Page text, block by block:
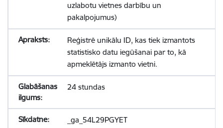
uzlabotu vietnes darbību un
pakalpojumus)
Reģistrē unikālu ID, kas tiek izmantots
statistisko datu iegūšanai par to, kā
apmeklētājs izmanto vietni.
24 stundas
_ga_54L29PGYET